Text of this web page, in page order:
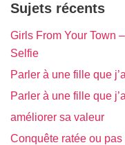
Sujets récents
Girls From Your Town
Selfie
Parler à une fille que
Parler à une fille que
améliorer sa valeur
Conquête ratée ou